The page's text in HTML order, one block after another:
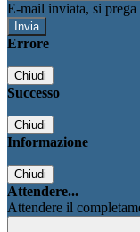
E-mail inviata, si
Errore
Chiudi
Successo
Chiudi
Informazione
Chiudi
Attendere...
Attendere il